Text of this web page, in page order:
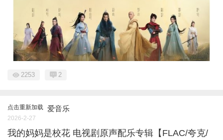
2253 2
点击重新加载 爱音乐
2026-2-27
我的妈妈是校花 电视剧原声配乐专辑【FLAC/夸克/